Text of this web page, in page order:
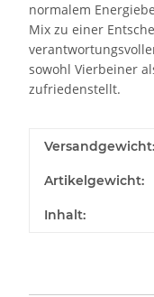
normalem
Mix zu einer
sowohl Vierbeiner
zufriedenstellt.
Versandgewicht:
Artikelgewicht:
Inhalt: